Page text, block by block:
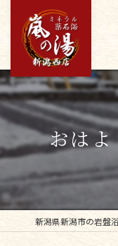
おは